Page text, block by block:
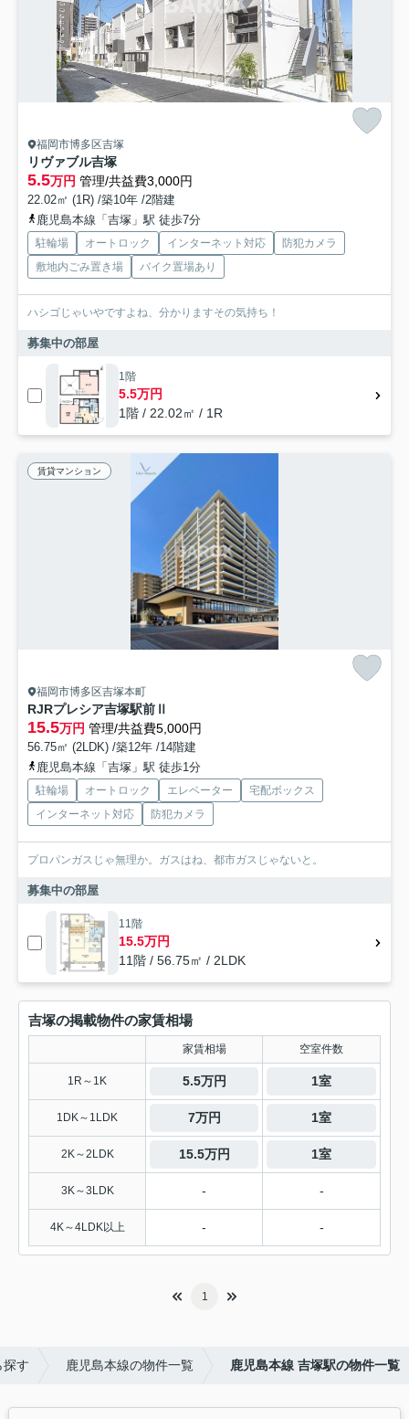
福岡市博多区吉塚
リヴァブル吉塚
5.5万円 管理/共益費3,000円
22.02㎡ (1R) /築10年 /2階建
鹿児島本線「吉塚」駅 徒歩7分
駐輪場 オートロック インターネット対応
防犯カメラ
敷地内ごみ置き場
バイク置場あり
ハシゴじゃいやですよね、分かりますその気持ち！
募集中の部屋
1階
5.5万円
1階 / 22.02㎡ / 1R
賃貸マンション
福岡市博多区吉塚本町
RJRプレシア吉塚駅前Ⅱ
15.5万円 管理/共益費5,000円
56.75㎡ (2LDK) /築12年 /14階建
鹿児島本線「吉塚」駅 徒歩1分
駐輪場 オートロック エレベーター
宅配ボックス
インターネット対応
防犯カメラ
プロパンガスじゃ無理か。ガスはね、都市ガスじゃないと。
募集中の部屋
11階
15.5万円
11階 / 56.75㎡ / 2LDK
吉塚の掲載物件の家賃相場
家賃相場 空室件数
1R～1K 5.5万円 1室
1DK～1LDK 7万円 1室
2K～2LDK 15.5万円 1室
3K～3LDK - -
4K～4LDK以上 - -
1
探す 鹿児島本線の物件一覧 鹿児島本線 吉塚駅の物件一覧